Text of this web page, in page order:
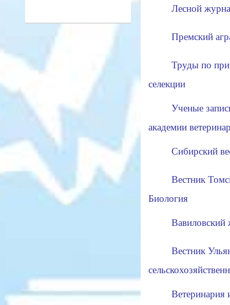
Лесной
Премский
Труды по
селекции
Ученые
академии
Сибирский
Вестник
Биология
Вавиловский
Вестник
Ветеринария